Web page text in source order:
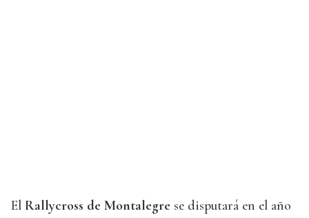
El Rallycross de Montalegre se disputará en el año